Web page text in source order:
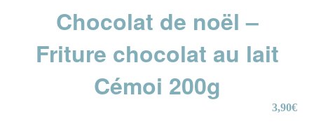
Chocolat de noël –
Friture chocolat au lait
Cémoi 200g
3,90€